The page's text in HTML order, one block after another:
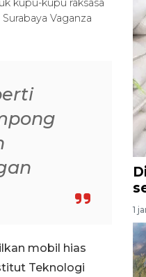
kupu-kupu raksasa
Vaganza
mobil hias
Teknologi
1